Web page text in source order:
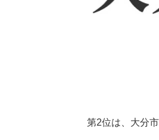
第2位は、大分市